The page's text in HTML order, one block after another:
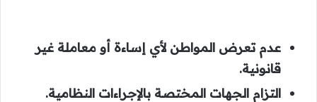
عدم تعرض المواطن لأي إساءة أو معاملة غير
قانونية.
التزام الجهات المختصة بالإجراءات النظامية.